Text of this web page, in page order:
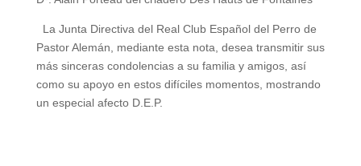
La Junta Directiva del Real Club Español del Perro de
Pastor Alemán, mediante esta nota, desea transmitir sus
más sinceras condolencias a su familia y amigos, así
como su apoyo en estos difíciles momentos, mostrando
un especial afecto D.E.P.